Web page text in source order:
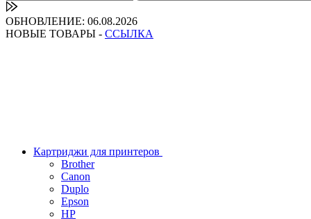
ОБНОВЛЕНИЕ: 06.08.2026
НОВЫЕ ТОВАРЫ - ССЫЛКА
Картриджи для принтеров
Brother
Canon
Duplo
Epson
HP